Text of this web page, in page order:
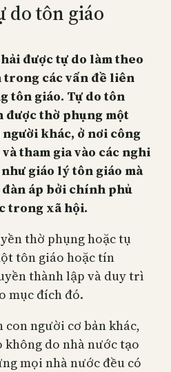
do tôn giáo
được tự do làm theo
trong các vấn đề liên
tôn giáo. Tự do tôn
được thờ phụng một
khác, ở nơi công
tham gia vào các nghi
giáo lý tôn giáo mà
áp bởi chính phủ
trong xã hội.
thờ phụng hoặc tụ
tôn giáo hoặc tín
thành lập và duy trì
mục đích đó.
con người cơ bản khác,
do nhà nước tạo
mọi nhà nước đều có